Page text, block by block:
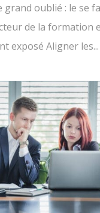
grand oublié : le se
de la formation
exposé Aligner les...